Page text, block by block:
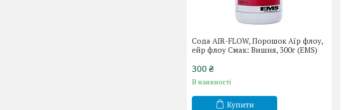
Сода AIR-FLOW, Порошок Аїр флоу,
ейр флоу Смак: Вишня, 300г (EMS)
300 ₴
В наявності
Купити